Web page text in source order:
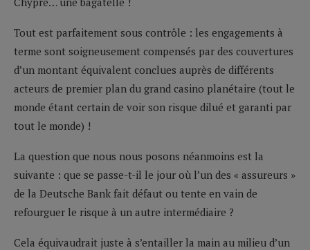
Tout est parfaitement sous contrôle : les engagements à
terme sont soigneusement compensés par des couvertures
d’un montant équivalent conclues auprès de différents
acteurs de premier plan du grand casino planétaire (tout le
monde étant certain de voir son risque dilué et garanti par
tout le monde) !
La question que nous nous posons néanmoins est la
suivante : que se passe-t-il le jour où l’un des « assureurs »
de la Deutsche Bank fait défaut ou tente en vain de
refourguer le risque à un autre intermédiaire ?
Cela équivaudrait juste à s’entailler la main au milieu d’un